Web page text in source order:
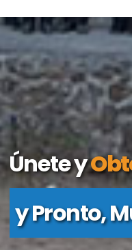
Únete y
Página de
y Pronto,